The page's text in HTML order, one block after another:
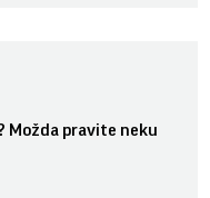
Možda pravite neku